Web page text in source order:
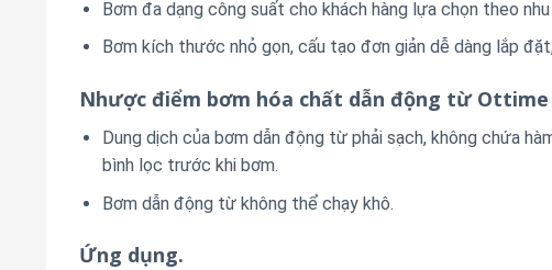
Bơm đa dạng công suất cho khách hàng lựa chọn theo nhu
Bơm kích thước nhỏ gọn, cấu tạo đơn giản dễ dàng lắp
Nhược điểm bơm hóa chất dẫn động từ Ottime
Dung dịch của bơm dẫn động từ phải sạch, không chứa
bình lọc trước khi bơm.
Bơm dẫn động từ không thể chạy khô.
Ứng dụng.